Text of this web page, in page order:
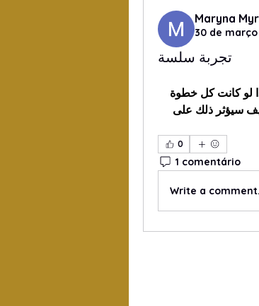
Maryna
30 de
تجربة سلسة
0
1 comentário
Write a